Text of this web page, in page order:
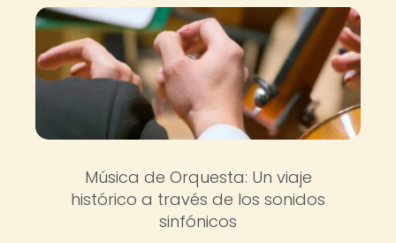
Música de Orquesta: Un viaje
histórico a través de los sonidos
sinfónicos